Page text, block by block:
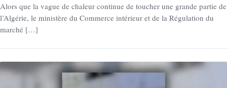
Alors que la vague de chaleur continue de toucher une grande partie de
l’Algérie, le ministère du Commerce intérieur et de la Régulation du
marché […]